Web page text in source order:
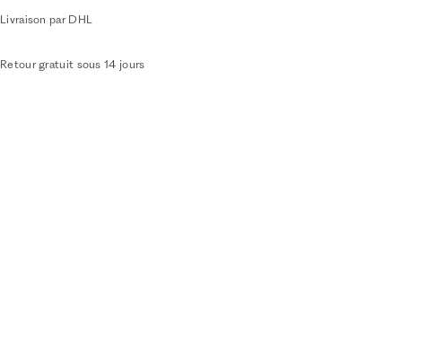
Livraison par DHL
Retour gratuit sous 14 jours